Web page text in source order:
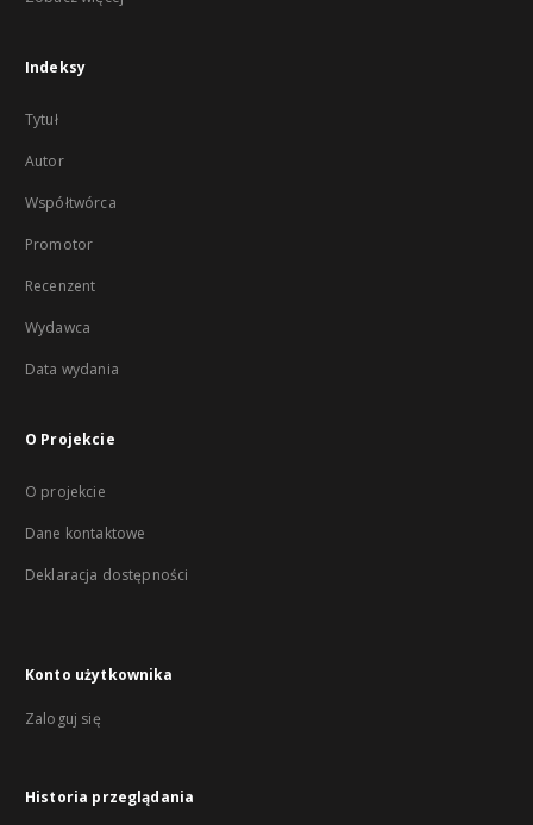
Indeksy
Tytuł
Autor
Współtwórca
Promotor
Recenzent
Wydawca
Data wydania
O Projekcie
O projekcie
Dane kontaktowe
Deklaracja dostępności
Konto użytkownika
Zaloguj się
Historia przeglądania